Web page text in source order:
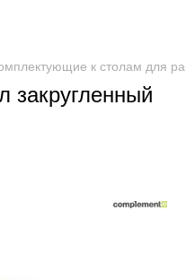
к столам для
закругленный